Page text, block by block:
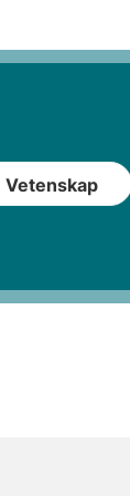
Vetenskap